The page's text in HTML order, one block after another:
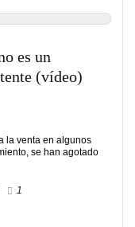
es un
(vídeo)
la venta en algunos
se han agotado
1